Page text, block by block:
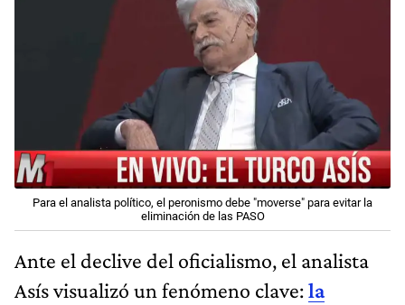
Para el analista político, el peronismo debe "moverse" para evitar la
eliminación de las PASO
Ante el declive del oficialismo, el analista
Asís visualizó un fenómeno clave:la